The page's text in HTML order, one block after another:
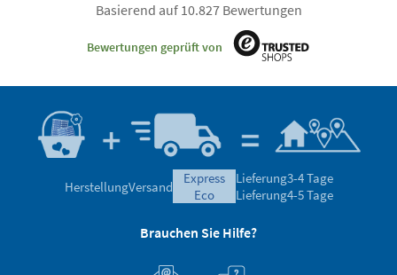
Basierend auf 10.827 Bewertungen
Bewertungen geprüft von
HerstellungVersand
express
eco
Lieferung3-4 Tage
Lieferung4-5 Tage
Brauchen Sie Hilfe?